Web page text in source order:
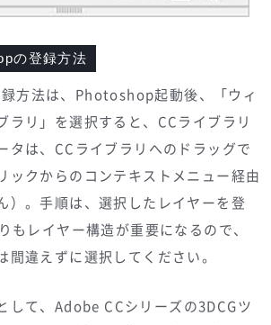
の登録方法
方法は、Photoshop起動後、「ウィ
リ」を選択すると、CCライブラリ
タは、CCライブラリへのドラッグで
ックからのコンテキストメニュー経由
）。手順は、選択したレイヤーを登
レイヤー構造が重要になるので、
間違えずに選択してください。
して、Adobe CCシリーズの3DCGツ